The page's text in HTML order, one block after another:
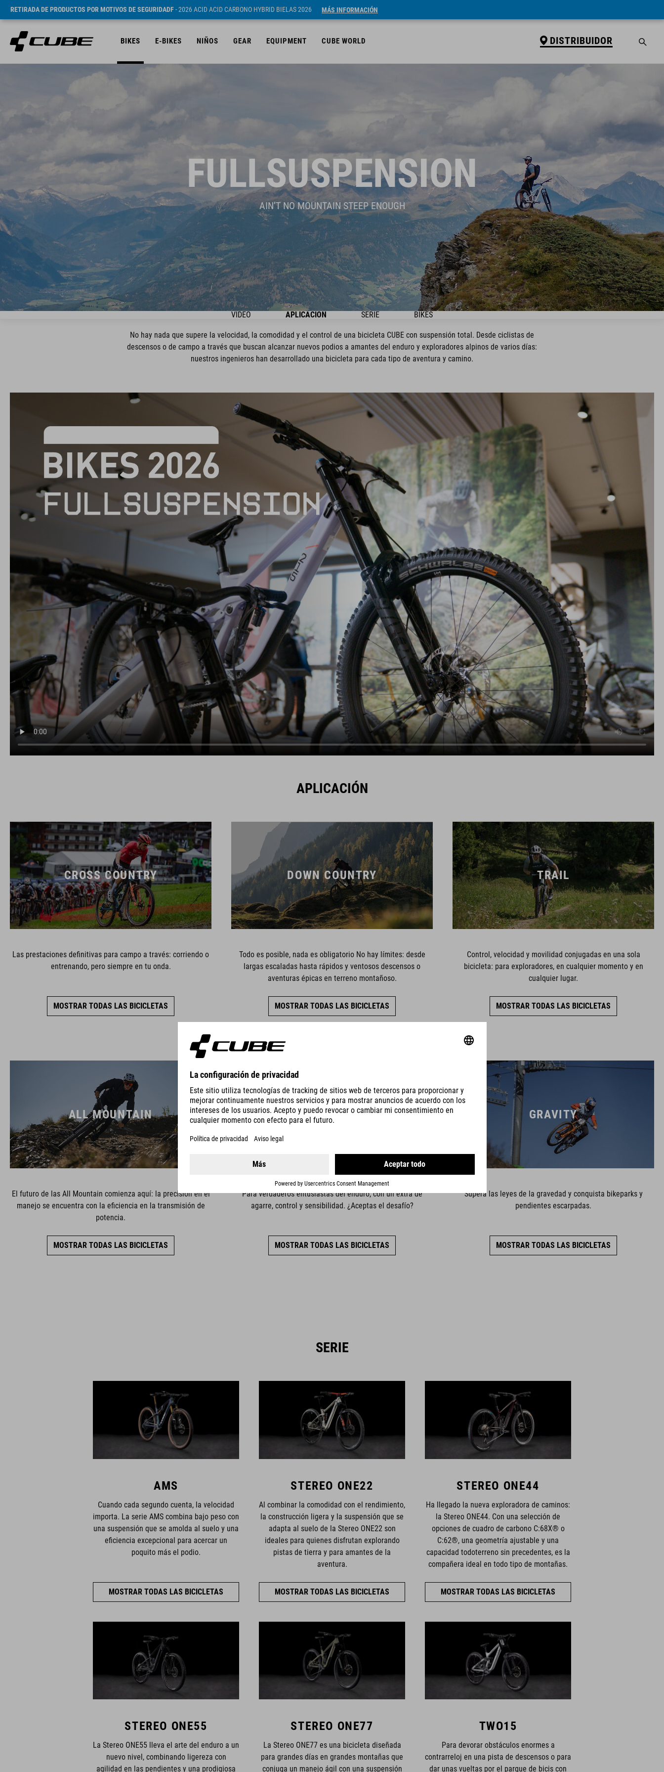
RETIRADA DE PRODUCTOS POR MOTIVOS DE SEGURIDADF- 2026 ACID ACID CARBONO HYBRID BIELAS 2026 MÁS INFORMACIÓN
BIKES E-BIKES NIÑOS GEAR EQUIPMENT CUBE WORLD DISTRIBUIDOR
FULLSUSPENSION
AIN’T NO MOUNTAIN STEEP ENOUGH
VIDEO APLICACIÓN SERIE BIKES
No hay nada que supere la velocidad, la comodidad y el control de una bicicleta CUBE con suspensión total. Desde ciclistas de
descensos o de campo a través que buscan alcanzar nuevos podios a amantes del enduro y exploradores alpinos de varios días:
nuestros ingenieros han desarrollado una bicicleta para cada tipo de aventura y camino.
APLICACIÓN
CROSS COUNTRY
Las prestaciones definitivas para campo a través: corriendo o
entrenando, pero siempre en tu onda.
MOSTRAR TODAS LAS BICICLETAS
DOWN COUNTRY
Todo es posible, nada es obligatorio No hay límites: desde
largas escaladas hasta rápidos y ventosos descensos o
aventuras épicas en terreno montañoso.
MOSTRAR TODAS LAS BICICLETAS
TRAIL
Control, velocidad y movilidad conjugadas en una sola
bicicleta: para exploradores, en cualquier momento y en
cualquier lugar.
MOSTRAR TODAS LAS BICICLETAS
ALL MOUNTAIN
El futuro de las All Mountain comienza aquí: la precisión en el
manejo se encuentra con la eficiencia en la transmisión de
potencia.
MOSTRAR TODAS LAS BICICLETAS
ENDURO
Para verdaderos entusiastas del enduro, con un extra de
agarre, control y sensibilidad. ¿Aceptas el desafío?
MOSTRAR TODAS LAS BICICLETAS
GRAVITY
Supera las leyes de la gravedad y conquista bikeparks y
pendientes escarpadas.
MOSTRAR TODAS LAS BICICLETAS
SERIE
AMS
Cuando cada segundo cuenta, la velocidad
importa. La serie AMS combina bajo peso con
una suspensión que se amolda al suelo y una
eficiencia excepcional para acercar un
poquito más el podio.
MOSTRAR TODAS LAS BICICLETAS
STEREO ONE22
Al combinar la comodidad con el rendimiento,
la construcción ligera y la suspensión que se
adapta al suelo de la Stereo ONE22 son
ideales para quienes disfrutan explorando
pistas de tierra y para amantes de la
aventura.
MOSTRAR TODAS LAS BICICLETAS
STEREO ONE44
Ha llegado la nueva exploradora de caminos:
la Stereo ONE44. Con una selección de
opciones de cuadro de carbono C:68X® o
C:62®, una geometría ajustable y una
capacidad todoterreno sin precedentes, es la
compañera ideal en todo tipo de montañas.
MOSTRAR TODAS LAS BICICLETAS
STEREO ONE55
La Stereo ONE55 lleva el arte del enduro a un
nuevo nivel, combinando ligereza con
agilidad en las pendientes y una prodigiosa
STEREO ONE77
La Stereo ONE77 es una bicicleta diseñada
para grandes días en grandes montañas que
conjuga un manejo ágil con una suspensión
TWO15
Para devorar obstáculos enormes a
contrarreloj en una pista de descensos o para
dar unas vueltas por el parque de bicis con